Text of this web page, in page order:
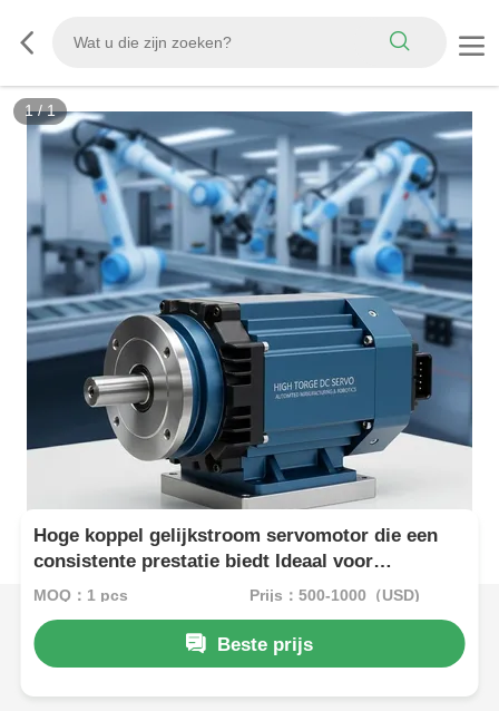
1/1
Hoge koppel gelijkstroom servomotor die een
consistente prestatie biedt Ideaal voor
geautomatiseerde productie en robotica-
MOQ：1 pcs Prijs：500-1000（USD)
Beste prijs